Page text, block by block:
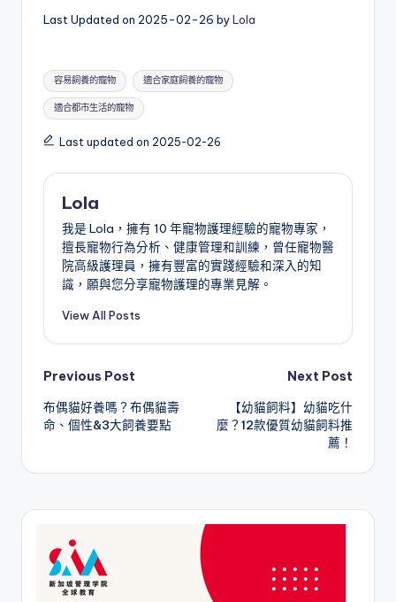
Last Updated on 2025-02-26 byLola
Tags:
容易飼養的寵物 適合家庭飼養的寵物
適合都市生活的寵物
Last updated on 2025-02-26
Lola
我是 Lola，擁有 10 年寵物護理經驗的寵物專家，
擅長寵物行為分析、健康管理和訓練，曾任寵物醫
院高級護理員，擁有豐富的實踐經驗和深入的知
識，願與您分享寵物護理的專業見解。
View All Posts
Post
navigation
Previous Post
布偶貓好養嗎？布偶貓壽
命、個性&3大飼養要點
Next Post
【幼貓飼料】幼貓吃什
麼？12款優質幼貓飼料推
薦！